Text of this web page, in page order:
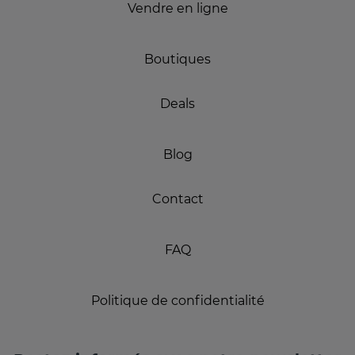
Vendre en ligne
Boutiques
Deals
Blog
Contact
FAQ
Politique de confidentialité